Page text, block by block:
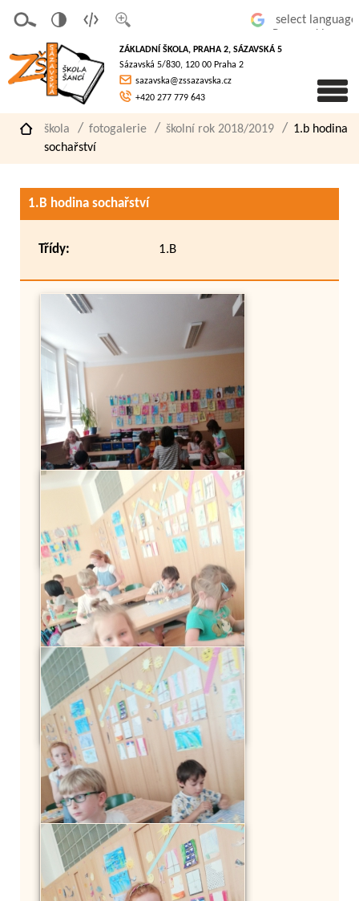
písmo
á
verze
pro
slaboz
raké
ZÁKLADNÍ ŠKOLA, PRAHA 2, SÁZAVSKÁ 5
Sázavská 5/830, 120 00 Praha 2
sazavska@zssazavska.cz
+420 277 779 643
škola fotogalerie školní rok 2018/2019
1.b hodina
sochařství
1.B hodina sochařství
Třídy: 1.B